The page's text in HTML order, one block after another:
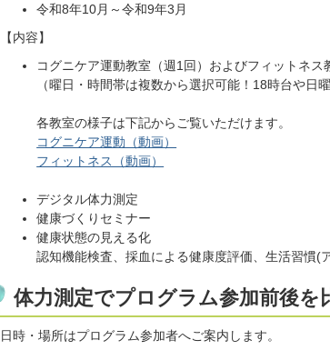
令和8年10月～令和9年3月
【内容】
コグニケア運動教室（週1回）およびフィットネス
（曜日・時間帯は複数から選択可能！18時台や日
各教室の様子は下記からご覧いただけます。
コグニケア運動（動画）
フィットネス（動画）
デジタル体力測定
健康づくりセミナー
健康状態の見える化
認知機能検査、採血による健康度評価、生活習慣(
体力測定でプログラム参加前後を
日時・場所はプログラム参加者へご案内します。